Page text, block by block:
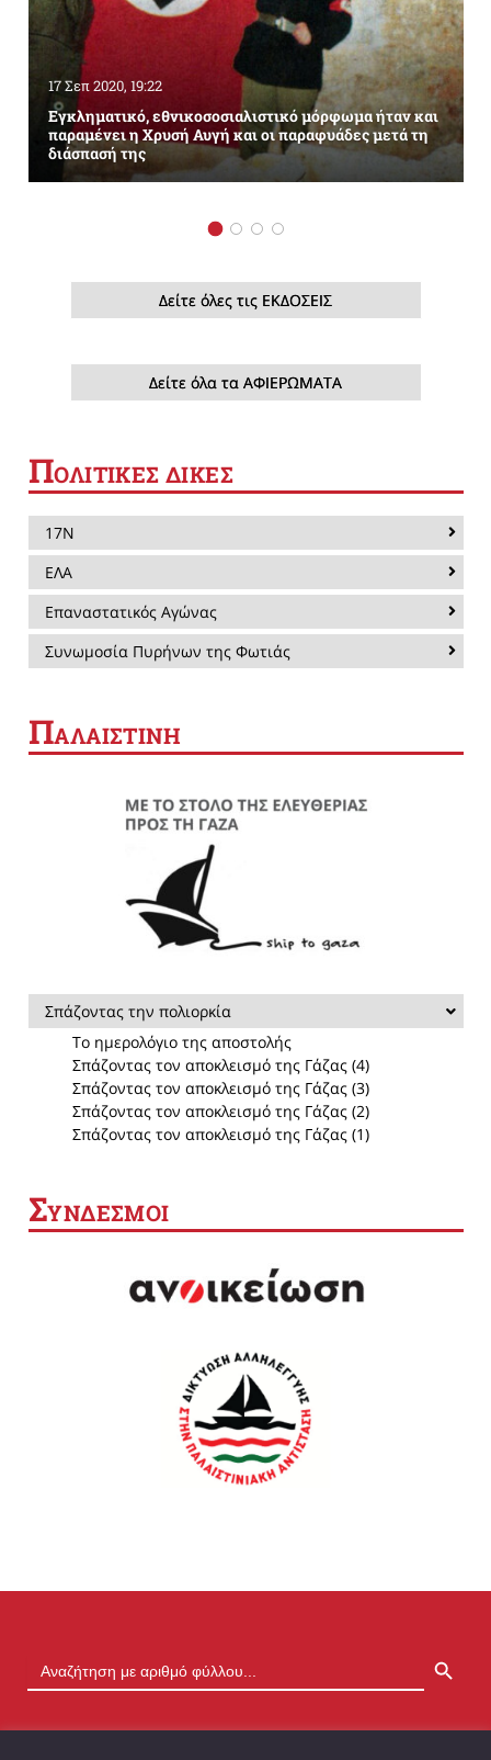
17 Σεπ 2020, 19:22
Εγκληματικό, εθνικοσοσιαλιστικό μόρφωμα ήταν και
παραμένει η Χρυσή Αυγή και οι παραφυάδες μετά τη
διάσπασή της
Δείτε όλες τις ΕΚΔΟΣΕΙΣ
Δείτε όλα τα ΑΦΙΕΡΩΜΑΤΑ
ΠΟΛΙΤΙΚΕΣ ΔΙΚΕΣ
17Ν
ΕΛΑ
Επαναστατικός Αγώνας
Συνωμοσία Πυρήνων της Φωτιάς
ΠΑΛΑΙΣΤΙΝΗ
Σπάζοντας την πολιορκία
Το ημερολόγιο της αποστολής
Σπάζοντας τον αποκλεισμό της Γάζας (4)
Σπάζοντας τον αποκλεισμό της Γάζας (3)
Σπάζοντας τον αποκλεισμό της Γάζας (2)
Σπάζοντας τον αποκλεισμό της Γάζας (1)
ΣΥΝΔΕΣΜΟΙ